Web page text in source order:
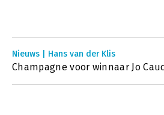
Nieuws | Hans van der Klis
Champagne voor winnaar Jo